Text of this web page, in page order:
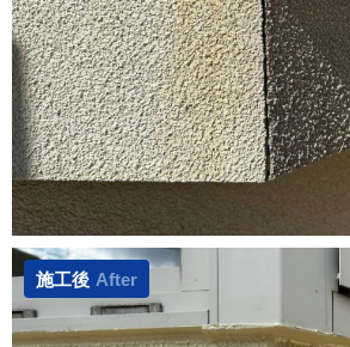
施工後 After